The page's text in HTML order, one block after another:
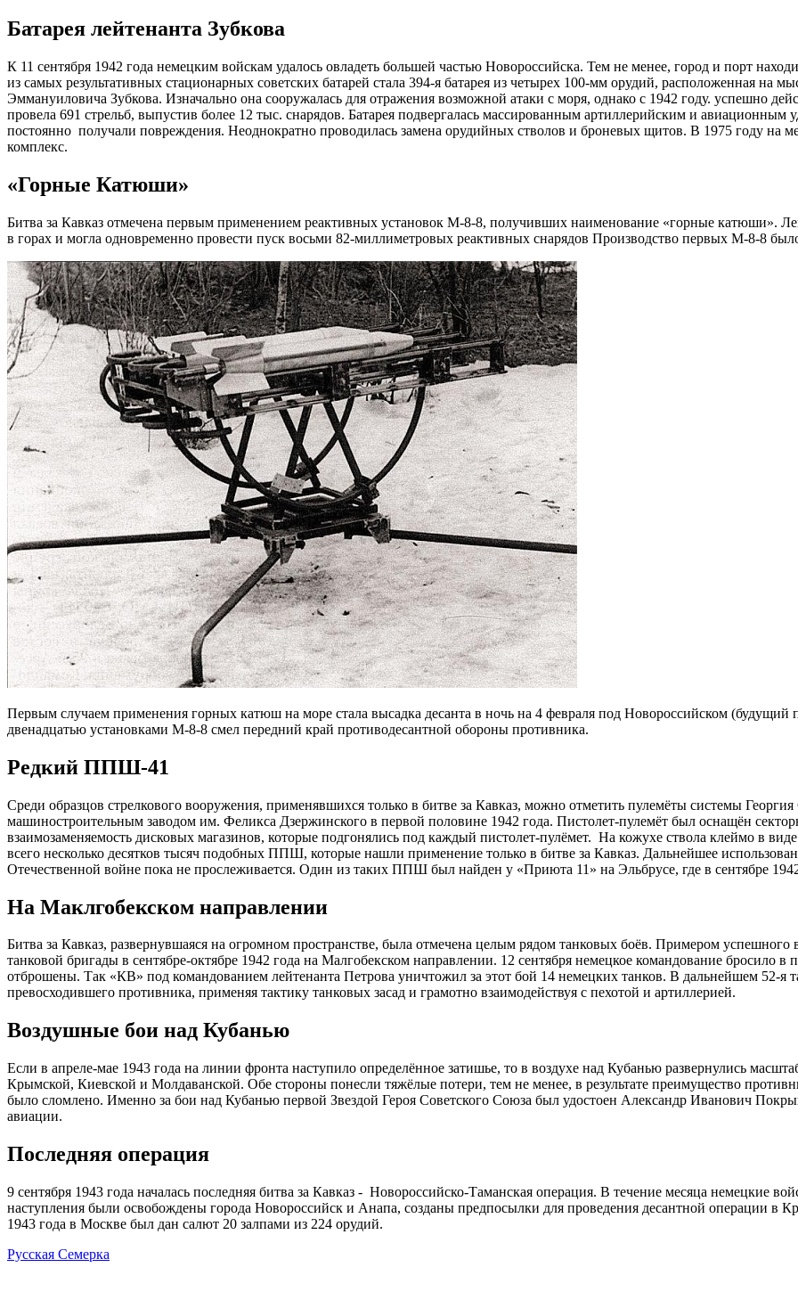
Батарея лейтенанта Зубкова
К 11 сентября 1942 года немецким войскам удалось овладеть большей частью Новороссийска. Тем не менее, город и порт
из самых результативных стационарных советских батарей стала 394-я батарея из четырех 100-мм орудий, расположенная на
Эммануиловича Зубкова. Изначально она сооружалась для отражения возможной атаки с моря, однако с 1942 году. успешно
провела 691 стрельб, выпустив более 12 тыс. снарядов. Батарея подвергалась массированным артиллерийским и авиационным
постоянно получали повреждения. Неоднократно проводилась замена орудийных стволов и броневых щитов. В 1975 году на
комплекс.
«Горные Катюши»
Битва за Кавказ отмечена первым применением реактивных установок М-8-8, получивших наименование «горные катюши».
в горах и могла одновременно провести пуск восьми 82-миллиметровых реактивных снарядов Производство первых М-8-8
Первым случаем применения горных катюш на море стала высадка десанта в ночь на 4 февраля под Новороссийском
двенадцатью установками М-8-8 смел передний край противодесантной обороны противника.
Редкий ППШ-41
Среди образцов стрелкового вооружения, применявшихся только в битве за Кавказ, можно отметить пулемёты системы
машиностроительным заводом им. Феликса Дзержинского в первой половине 1942 года. Пистолет-пулемёт был оснащён
взаимозаменяемость дисковых магазинов, которые подгонялись под каждый пистолет-пулёмет. На кожухе ствола клеймо в
всего несколько десятков тысяч подобных ППШ, которые нашли применение только в битве за Кавказ. Дальнейшее
Отечественной войне пока не прослеживается. Один из таких ППШ был найден у «Приюта 11» на Эльбрусе, где в сентябре
На Маклгобекском направлении
Битва за Кавказ, развернувшаяся на огромном пространстве, была отмечена целым рядом танковых боёв. Примером
танковой бригады в сентябре-октябре 1942 года на Малгобекском направлении. 12 сентября немецкое командование бросило
отброшены. Так «КВ» под командованием лейтенанта Петрова уничтожил за этот бой 14 немецких танков. В дальнейшем 52-я
превосходившего противника, применяя тактику танковых засад и грамотно взаимодействуя с пехотой и артиллерией.
Воздушные бои над Кубанью
Если в апреле-мае 1943 года на линии фронта наступило определённое затишье, то в воздухе над Кубанью развернулись
Крымской, Киевской и Молдаванской. Обе стороны понесли тяжёлые потери, тем не менее, в результате преимущество
было сломлено. Именно за бои над Кубанью первой Звездой Героя Советского Союза был удостоен Александр Иванович
авиации.
Последняя операция
9 сентября 1943 года началась последняя битва за Кавказ - Новороссийско-Таманская операция. В течение месяца немецкие
наступления были освобождены города Новороссийск и Анапа, созданы предпосылки для проведения десантной операции в
1943 года в Москве был дан салют 20 залпами из 224 орудий.
Русская Семерка